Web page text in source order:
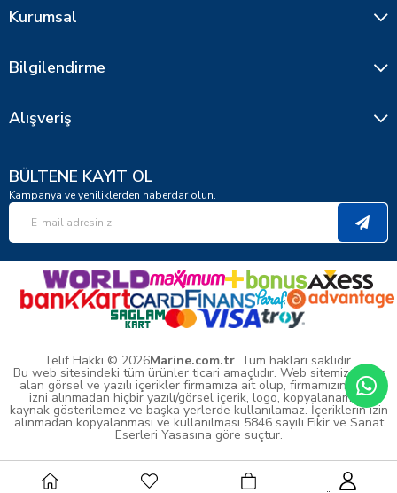
Kurumsal
Bilgilendirme
Alışveriş
BÜLTENE KAYIT OL
Kampanya ve yeniliklerden haberdar olun.
Telif Hakkı © 2026Marine.com.tr. Tüm hakları saklıdır.
Bu web sitesindeki tüm ürünler ticari amaçlıdır. Web sitemizde yer
alan görsel ve yazılı içerikler firmamıza ait olup, firmamızın yazılı
izni alınmadan hiçbir yazılı/görsel içerik, logo, kopyalanamaz,
kaynak gösterilemez ve başka yerlerde kullanılamaz. İçeriklerin izin
alınmadan kopyalanması ve kullanılması 5846 sayılı Fikir ve Sanat
Eserleri Yasasına göre suçtur.